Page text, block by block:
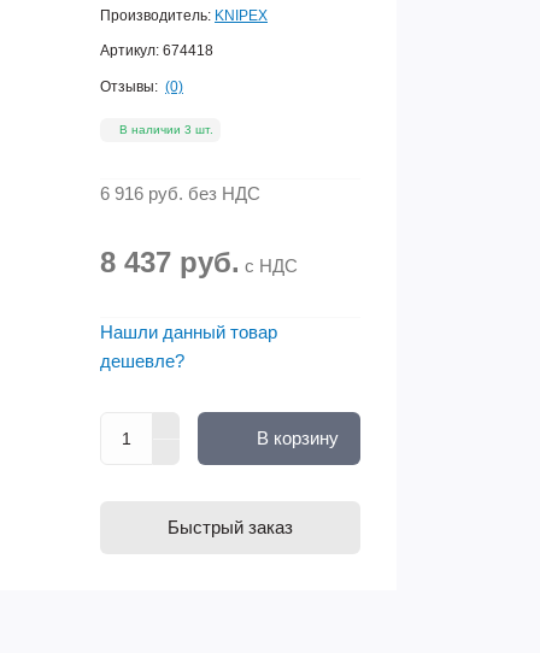
Производитель: KNIPEX
Артикул: 674418
Отзывы: (0)
В наличии 3 шт.
6 916 руб. без НДС
8 437 руб. с НДС
Нашли данный товар
дешевле?
В корзину
Быстрый заказ